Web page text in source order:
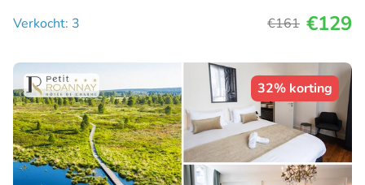
Verkocht: 3 €161 €129
32% korting